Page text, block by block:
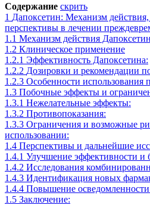
Содержание скрить
1 Дапоксетин: Механизм
перспективы в лечении
1.1 Механизм действия
1.2 Клиническое применение
1.2.1 Эффективность Дапоксетина:
1.2.2 Дозировки и рекомендации
1.2.3 Особенности использования
1.3 Побочные эффекты и
1.3.1 Нежелательные эффекты:
1.3.2 Противопоказания:
1.3.3 Ограничения и возможные
использовании:
1.4 Перспективы и дальнейшие
1.4.1 Улучшение эффективности и
1.4.2 Исследования
1.4.3 Идентификация новых
1.4.4 Повышение осведомленности
1.5 Заключение: